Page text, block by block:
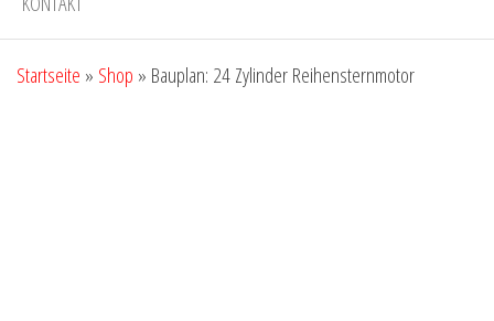
Startseite » Shop » Bauplan: 24 Zylinder Reihensternmotor